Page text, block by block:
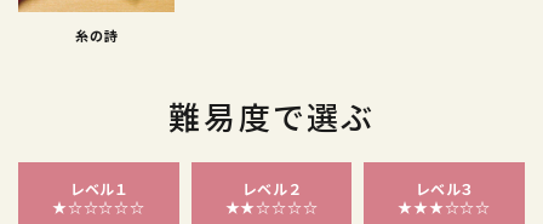
糸の詩
難易度で選ぶ
レベル１
★☆☆☆☆☆
レベル２
★★☆☆☆☆
レベル３
★★★☆☆☆